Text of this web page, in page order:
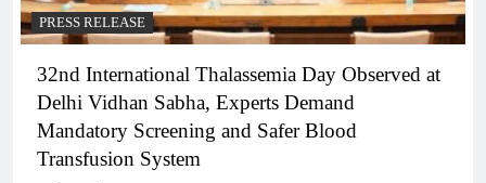
PRESS RELEASE
32nd International Thalassemia Day Observed at
Delhi Vidhan Sabha, Experts Demand
Mandatory Screening and Safer Blood
Transfusion System